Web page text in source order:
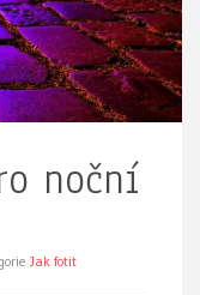
noční
Jak fotit